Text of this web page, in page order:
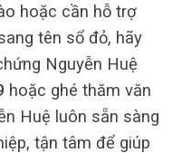
hoặc cần hỗ trợ
tên sổ đỏ, hãy
Nguyễn Huệ
hoặc ghé thăm văn
Huệ luôn sẵn sàng
tận tâm để giúp